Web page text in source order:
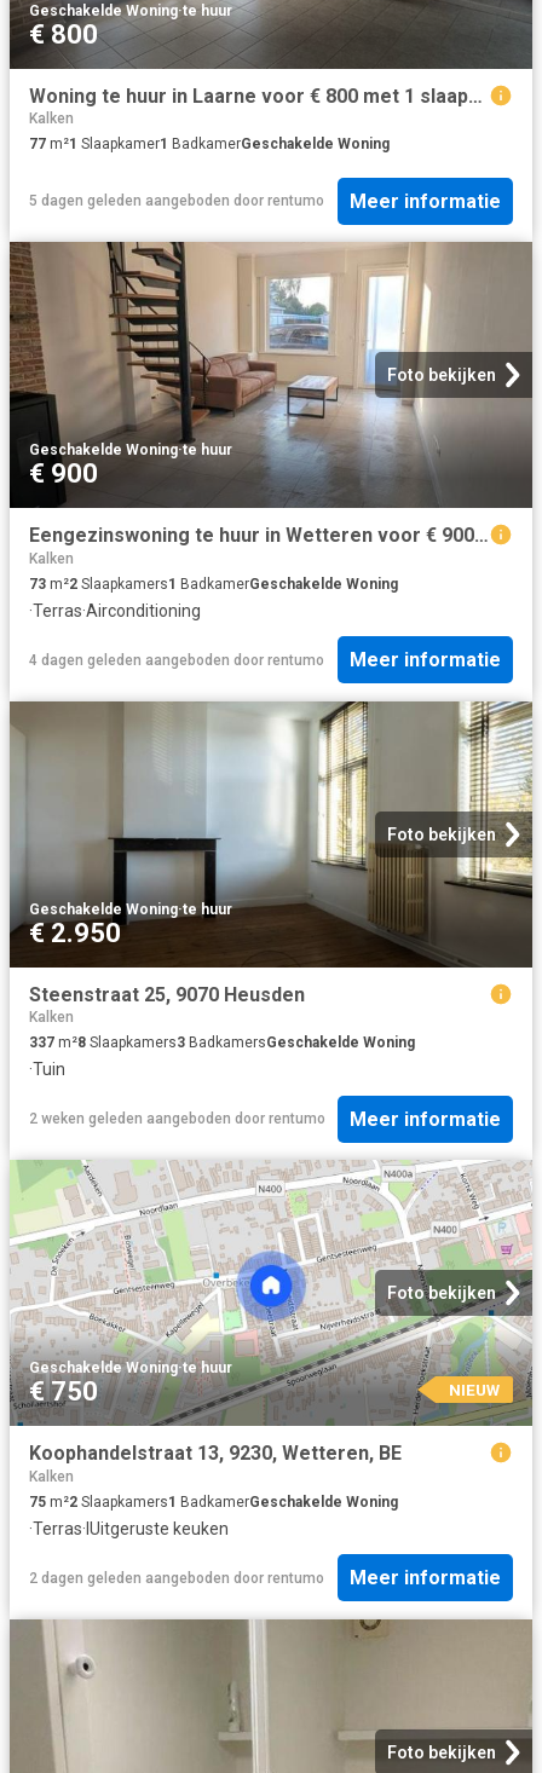
Geschakelde Woning·te huur
€ 800
Woning te huur in Laarne voor € 800 met 1 slaapkamer
Kalken
77 m²1 Slaapkamer1 BadkamerGeschakelde Woning
5 dagen geleden aangeboden door rentumo Meer informatie
Foto bekijken
Geschakelde Woning·te huur
€ 900
Eengezinswoning te huur in Wetteren voor € 900 met 2 slaapkamers
Kalken
73 m²2 Slaapkamers1 BadkamerGeschakelde Woning
·Terras·Airconditioning
4 dagen geleden aangeboden door rentumo Meer informatie
Foto bekijken
Geschakelde Woning·te huur
€ 2.950
Steenstraat 25, 9070 Heusden
Kalken
337 m²8 Slaapkamers3 BadkamersGeschakelde Woning
·Tuin
2 weken geleden aangeboden door rentumo Meer informatie
Foto bekijken
Geschakelde Woning·te huur
€ 750 NIEUW
Koophandelstraat 13, 9230, Wetteren, BE
Kalken
75 m²2 Slaapkamers1 BadkamerGeschakelde Woning
·Terras· IUitgeruste keuken
2 dagen geleden aangeboden door rentumo Meer informatie
Foto bekijken